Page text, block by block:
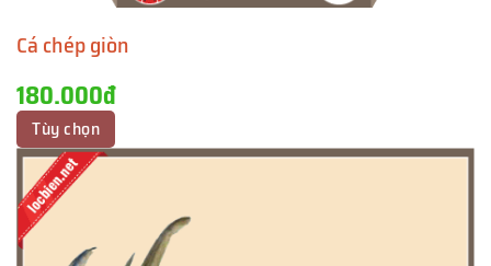
Cá chép giòn
180.000đ
Tùy chọn